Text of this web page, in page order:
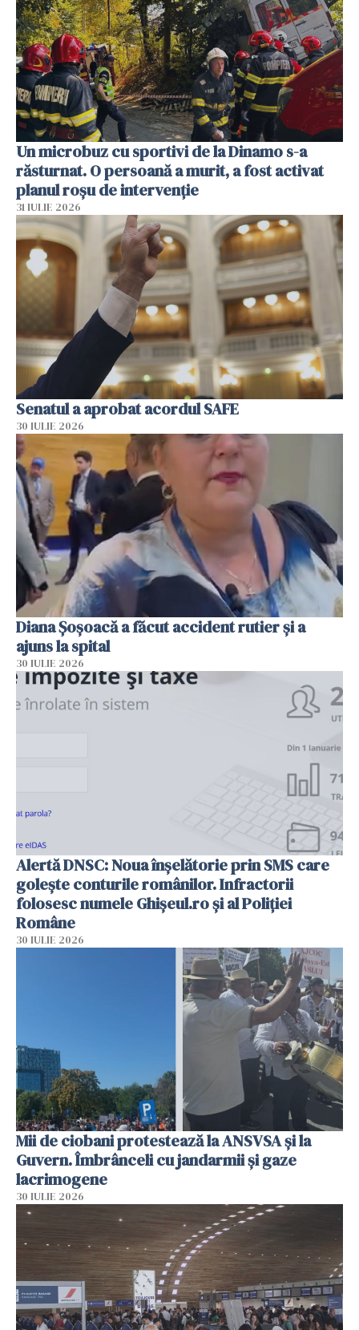
Un microbuz cu sportivi de la Dinamo s-a
răsturnat. O persoană a murit, a fost activat
planul roșu de intervenție
31 IULIE 2026
Senatul a aprobat acordul SAFE
30 IULIE 2026
Diana Șoșoacă a făcut accident rutier și a
ajuns la spital
30 IULIE 2026
Alertă DNSC: Noua înșelătorie prin SMS care
golește conturile românilor. Infractorii
folosesc numele Ghișeul.ro și al Poliției
Române
30 IULIE 2026
Mii de ciobani protestează la ANSVSA și la
Guvern. Îmbrânceli cu jandarmii și gaze
lacrimogene
30 IULIE 2026